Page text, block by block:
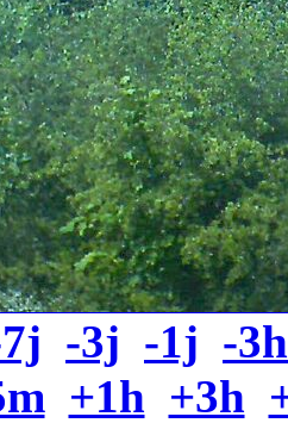
-3j -1j -3h
+1h +3h